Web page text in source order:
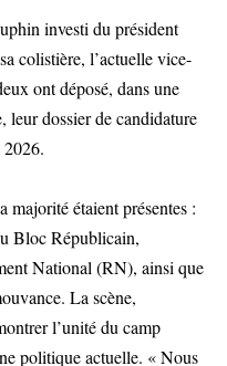
investi du président
colistière, l’actuelle vice-
ont déposé, dans une
leur dossier de candidature
majorité étaient présentes :
Bloc Républicain,
National (RN), ainsi que
La scène,
l’unité du camp
politique actuelle. « Nous